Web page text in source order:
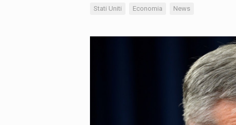
Stati Uniti Economia News